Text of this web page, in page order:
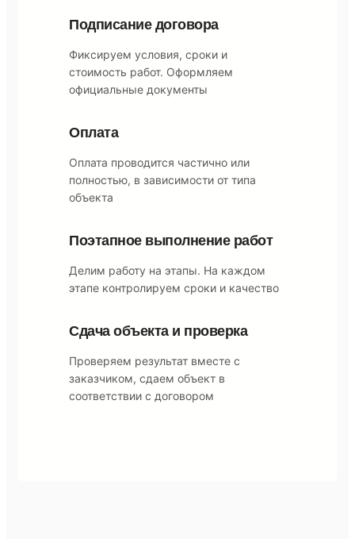
Подписание договора
Фиксируем условия, сроки и
стоимость работ. Оформляем
официальные документы
Оплата
Оплата проводится частично или
полностью, в зависимости от типа
объекта
Поэтапное выполнение работ
Делим работу на этапы. На каждом
этапе контролируем сроки и качество
Сдача объекта и проверка
Проверяем результат вместе с
заказчиком, сдаем объект в
соответствии с договором